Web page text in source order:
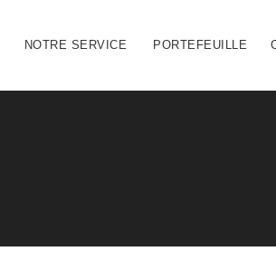
NOTRE SERVICE PORTEFEUILLE